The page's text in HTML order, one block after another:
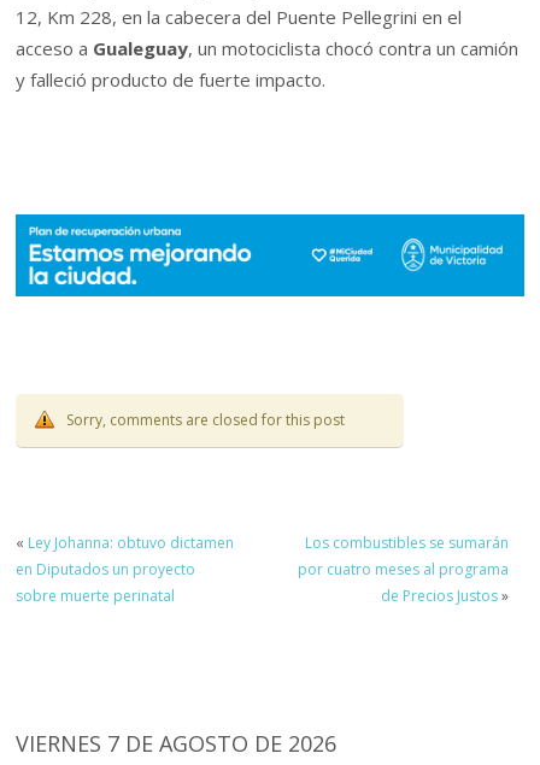
12, Km 228, en la cabecera del Puente Pellegrini en el
acceso a Gualeguay, un motociclista chocó contra un camión
y falleció producto de fuerte impacto.
Sorry, comments are closed for this post
« Ley Johanna: obtuvo dictamen
en Diputados un proyecto
sobre muerte perinatal
Los combustibles se sumarán
por cuatro meses al programa
de Precios Justos»
VIERNES 7 DE AGOSTO DE 2026